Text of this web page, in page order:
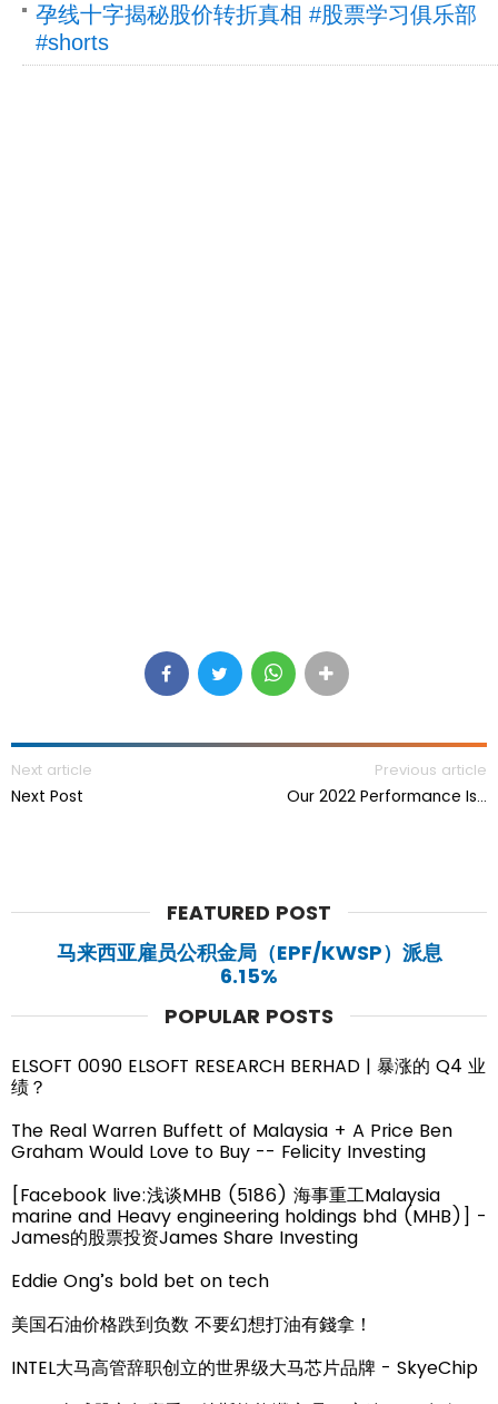
孕线十字揭秘股价转折真相 #股票学习俱乐部
#shorts
Next article
Next Post
Previous article
Our 2022 Performance Is…
FEATURED POST
马来西亚雇员公积金局（EPF/KWSP）派息
6.15%
POPULAR POSTS
ELSOFT 0090 ELSOFT RESEARCH BERHAD | 暴涨的 Q4 业
绩？
The Real Warren Buffett of Malaysia + A Price Ben
Graham Would Love to Buy -- Felicity Investing
[Facebook live:浅谈MHB (5186) 海事重工Malaysia
marine and Heavy engineering holdings bhd (MHB)] -
James的股票投资James Share Investing
Eddie Ong’s bold bet on tech
美国石油价格跌到负数 不要幻想打油有錢拿！
INTEL大马高管辞职创立的世界级大马芯片品牌 - SkyeChip